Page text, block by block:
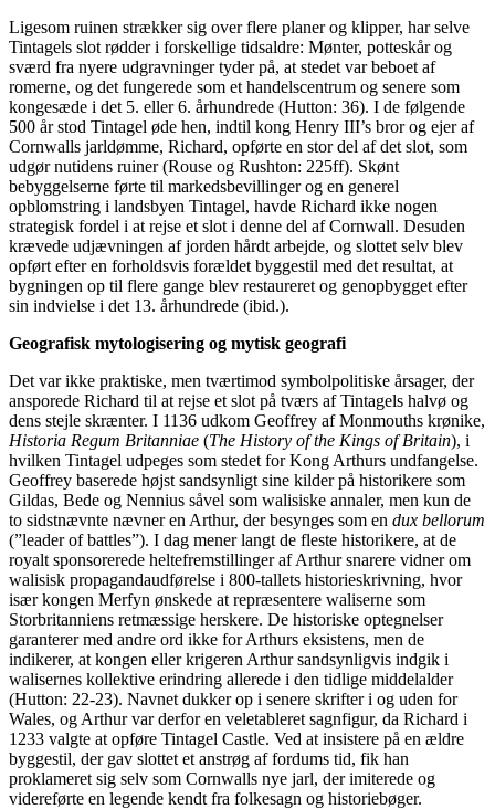
Ligesom ruinen strækker sig over flere planer og klipper, har selve
Tintagels slot rødder i forskellige tidsaldre: Mønter, potteskår og
sværd fra nyere udgravninger tyder på, at stedet var beboet af
romerne, og det fungerede som et handelscentrum og senere som
kongesæde i det 5. eller 6. århundrede (Hutton: 36). I de følgende
500 år stod Tintagel øde hen, indtil kong Henry III’s bror og ejer af
Cornwalls jarldømme, Richard, opførte en stor del af det slot, som
udgør nutidens ruiner (Rouse og Rushton: 225ff). Skønt
bebyggelserne førte til markedsbevillinger og en generel
opblomstring i landsbyen Tintagel, havde Richard ikke nogen
strategisk fordel i at rejse et slot i denne del af Cornwall. Desuden
krævede udjævningen af jorden hårdt arbejde, og slottet selv blev
opført efter en forholdsvis forældet byggestil med det resultat, at
bygningen op til flere gange blev restaureret og genopbygget efter
sin indvielse i det 13. århundrede (ibid.).
Geografisk mytologisering og mytisk geografi
Det var ikke praktiske, men tværtimod symbolpolitiske årsager, der
ansporede Richard til at rejse et slot på tværs af Tintagels halvø og
dens stejle skrænter. I 1136 udkom Geoffrey af Monmouths krønike,
Historia Regum Britanniae (The History of the Kings of Britain), i
hvilken Tintagel udpeges som stedet for Kong Arthurs undfangelse.
Geoffrey baserede højst sandsynligt sine kilder på historikere som
Gildas, Bede og Nennius såvel som walisiske annaler, men kun de
to sidstnævnte nævner en Arthur, der besynges som en dux bellorum
(”leader of battles”). I dag mener langt de fleste historikere, at de
royalt sponsorerede heltefremstillinger af Arthur snarere vidner om
walisisk propagandaudførelse i 800-tallets historieskrivning, hvor
især kongen Merfyn ønskede at repræsentere waliserne som
Storbritanniens retmæssige herskere. De historiske optegnelser
garanterer med andre ord ikke for Arthurs eksistens, men de
indikerer, at kongen eller krigeren Arthur sandsynligvis indgik i
walisernes kollektive erindring allerede i den tidlige middelalder
(Hutton: 22-23). Navnet dukker op i senere skrifter i og uden for
Wales, og Arthur var derfor en veletableret sagnfigur, da Richard i
1233 valgte at opføre Tintagel Castle. Ved at insistere på en ældre
byggestil, der gav slottet et anstrøg af fordums tid, fik han
proklameret sig selv som Cornwalls nye jarl, der imiterede og
videreførte en legende kendt fra folkesagn og historiebøger.